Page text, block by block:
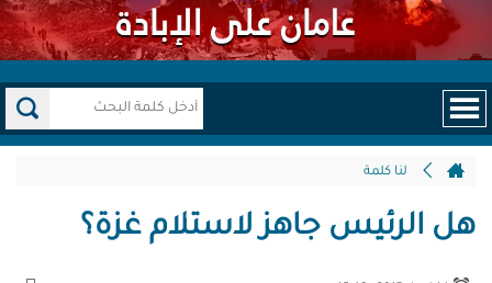
لنا كلمة
هل الرئيس جاهز لاستلام غزة؟